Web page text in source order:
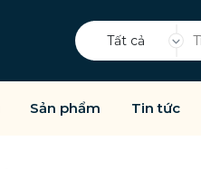
Tất cả
Sản phẩm Tin tức